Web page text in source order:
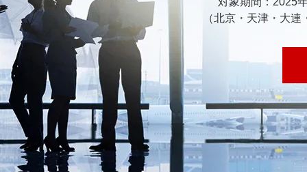
（北京・天津・大